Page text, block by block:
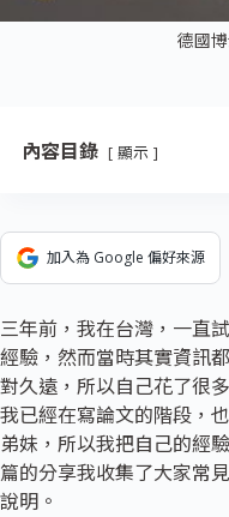
德國
內容目錄 顯示
加入為 Google 偏好來源
三年前，我在台灣，一直
經驗，然而當時其實資訊
對久遠，所以自己花了很
我已經在寫論文的階段，
弟妹，所以我把自己的經
篇的分享我收集了大家常
說明。